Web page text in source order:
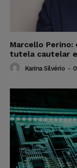
Marcello
tutela cautelar
Karina Silvério -